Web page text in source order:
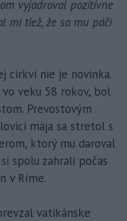
vyjadroval pozitívne
mi tiež, že sa mu páči
cirkvi nie je novinka.
veku 58 rokov, bol
Prevostovým
mája sa stretol s
ktorý mu daroval
spolu zahrali počas
v Ríme.
vatikánske